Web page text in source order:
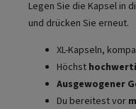
Legen Sie die Kapsel in
und drücken Sie erneut.
XL-Kapseln,
Höchst
Ausgewogener
Du bereitest vor